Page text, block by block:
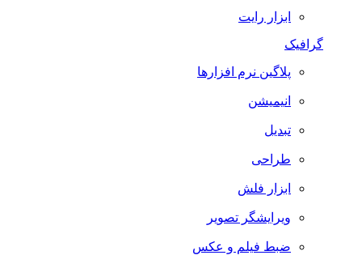
ابزار رایت
گرافیک
پلاگین نرم افزارها
انیمیشن
تبدیل
طراحی
ابزار فلش
ویرایشگر تصویر
ضبط فيلم و عكس